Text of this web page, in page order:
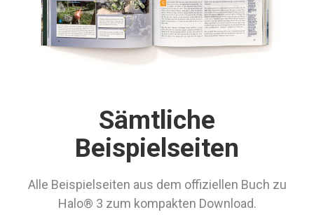
Sämtliche
Beispielseiten
Alle Beispielseiten aus dem offiziellen Buch zu
Halo® 3 zum kompakten Download.